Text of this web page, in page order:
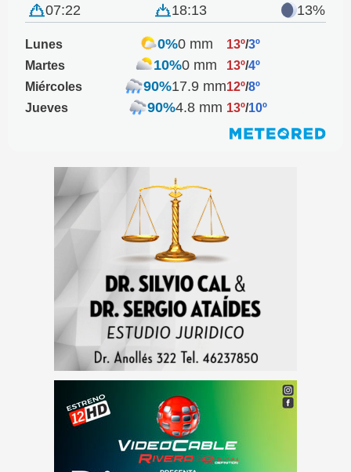
07:22 18:13 13%
Lunes 0%0 mm 13º/3º
Martes
10%0 mm 13º/4º
Miércoles
90%17.9 mm12º/8º
Jueves
90%4.8 mm 13º/10º